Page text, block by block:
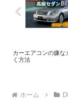
カーエアコンの嫌
く方法
ホーム